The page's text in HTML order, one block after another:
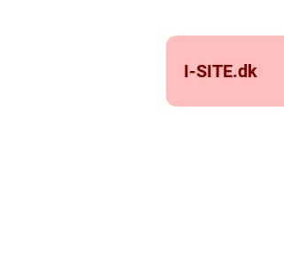
I-SITE.dk